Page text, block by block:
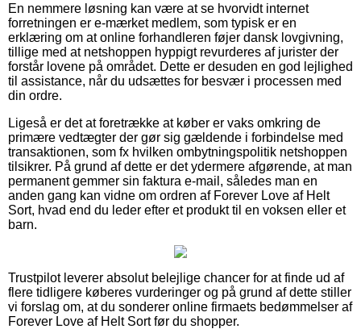
En nemmere løsning kan være at se hvorvidt internet
forretningen er e-mærket medlem, som typisk er en
erklæring om at online forhandleren føjer dansk lovgivning,
tillige med at netshoppen hyppigt revurderes af jurister der
forstår lovene på området. Dette er desuden en god lejlighed
til assistance, når du udsættes for besvær i processen med
din ordre.
Ligeså er det at foretrække at køber er vaks omkring de
primære vedtægter der gør sig gældende i forbindelse med
transaktionen, som fx hvilken ombytningspolitik netshoppen
tilsikrer. På grund af dette er det ydermere afgørende, at man
permanent gemmer sin faktura e-mail, således man en
anden gang kan vidne om ordren af Forever Love af Helt
Sort, hvad end du leder efter et produkt til en voksen eller et
barn.
Trustpilot leverer absolut belejlige chancer for at finde ud af
flere tidligere køberes vurderinger og på grund af dette stiller
vi forslag om, at du sonderer online firmaets bedømmelser af
Forever Love af Helt Sort før du shopper.